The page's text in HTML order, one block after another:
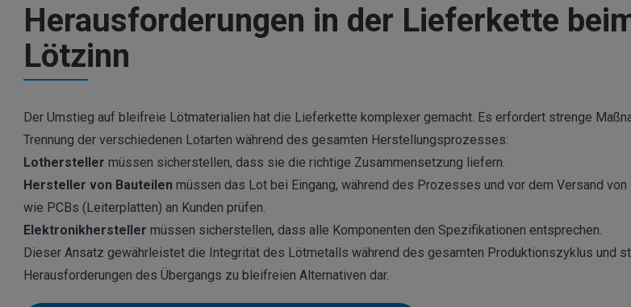
Herausforderungen in der Lieferkette
Lötzinn
Der Umstieg auf bleifreie Lötmaterialien hat die Lieferkette komplexer gemacht. Es erfordert strenge
Trennung der verschiedenen Lotarten während des gesamten Herstellungsprozesses:
Lothersteller müssen sicherstellen, dass sie die richtige Zusammensetzung liefern.
Hersteller von Bauteilen müssen das Lot bei Eingang, während des Prozesses und vor dem Versand von
wie PCBs (Leiterplatten) an Kunden prüfen.
Elektronikhersteller müssen sicherstellen, dass alle Komponenten den Spezifikationen entsprechen.
Dieser Ansatz gewährleistet die Integrität des Lötmetalls während des gesamten Produktionszyklus und
Herausforderungen des Übergangs zu bleifreien Alternativen dar.